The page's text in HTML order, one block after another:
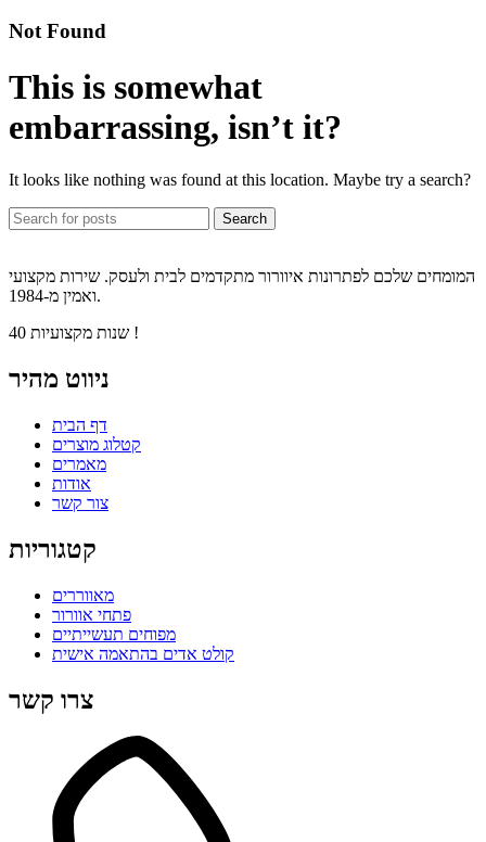
Not Found
This is somewhat
embarrassing, isn’t it?
It looks like nothing was found at this location. Maybe try a search?
Search
המומחים שלכם לפתרונות איוורור מתקדמים לבית ולעסק. שירות מקצועי
ואמין מ-1984.
40 שנות מקצועיות !
ניווט מהיר
דף הבית
קטלוג מוצרים
מאמרים
אודות
צור קשר
קטגוריות
מאווררים
פתחי אוורור
מפוחים תעשייתיים
קולט אדים בהתאמה אישית
צרו קשר